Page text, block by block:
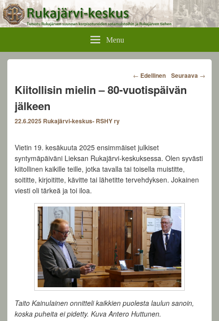
Rukajärvikeskus
Menu
Post
navigation
← Edellinen Seuraava →
Kiitollisin mielin – 80-vuotispäivän
jälkeen
22.6.2025 Rukajärvi-keskus- RSHY ry
Vietin 19. kesäkuuta 2025 ensimmäiset julkiset
syntymäpäiväni Lieksan Rukajärvi-keskuksessa. Olen syvästi
kiitollinen kaikille teille, jotka tavalla tai toisella muistitte,
soititte, kirjoititte, kävitte tai lähetitte tervehdyksen. Jokainen
viesti oli tärkeä ja toi iloa.
Taito Kainulainen onnitteli kaikkien puolesta laulun sanoin,
koska puheita ei pidetty. Kuva Antero Huttunen.